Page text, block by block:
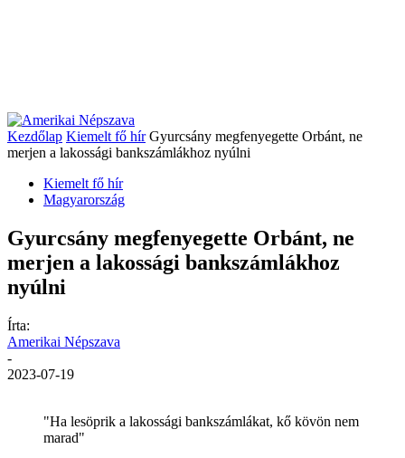
Kezdőlap Kiemelt fő hír Gyurcsány megfenyegette Orbánt, ne
merjen a lakossági bankszámlákhoz nyúlni
Kiemelt fő hír
Magyarország
Gyurcsány megfenyegette Orbánt, ne
merjen a lakossági bankszámlákhoz
nyúlni
Írta:
Amerikai Népszava
-
2023-07-19
"Ha lesöprik a lakossági bankszámlákat, kő kövön nem
marad"